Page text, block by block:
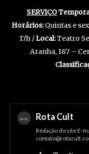
SERVIÇO
Horários:Quintas e
17h /Local:Teatro
Aranha, 187 –
Rota Cult
Redação do site E-